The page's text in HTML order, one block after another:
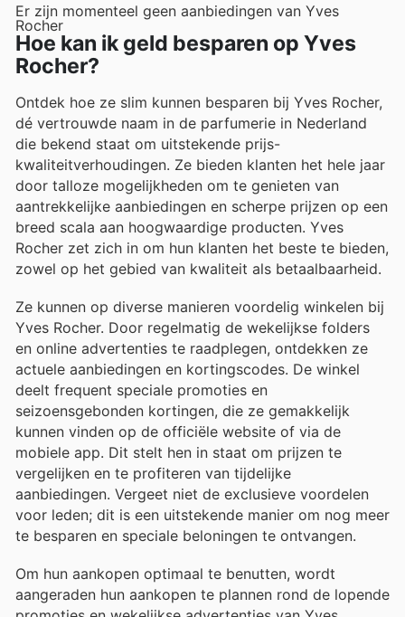
Er zijn momenteel geen aanbiedingen van Yves
Rocher
Hoe kan ik geld besparen op Yves
Rocher?
Ontdek hoe ze slim kunnen besparen bij Yves Rocher,
dé vertrouwde naam in de parfumerie in Nederland
die bekend staat om uitstekende prijs-
kwaliteitverhoudingen. Ze bieden klanten het hele jaar
door talloze mogelijkheden om te genieten van
aantrekkelijke aanbiedingen en scherpe prijzen op een
breed scala aan hoogwaardige producten. Yves
Rocher zet zich in om hun klanten het beste te bieden,
zowel op het gebied van kwaliteit als betaalbaarheid.
Ze kunnen op diverse manieren voordelig winkelen bij
Yves Rocher. Door regelmatig de wekelijkse folders
en online advertenties te raadplegen, ontdekken ze
actuele aanbiedingen en kortingscodes. De winkel
deelt frequent speciale promoties en
seizoensgebonden kortingen, die ze gemakkelijk
kunnen vinden op de officiële website of via de
mobiele app. Dit stelt hen in staat om prijzen te
vergelijken en te profiteren van tijdelijke
aanbiedingen. Vergeet niet de exclusieve voordelen
voor leden; dit is een uitstekende manier om nog meer
te besparen en speciale beloningen te ontvangen.
Om hun aankopen optimaal te benutten, wordt
aangeraden hun aankopen te plannen rond de lopende